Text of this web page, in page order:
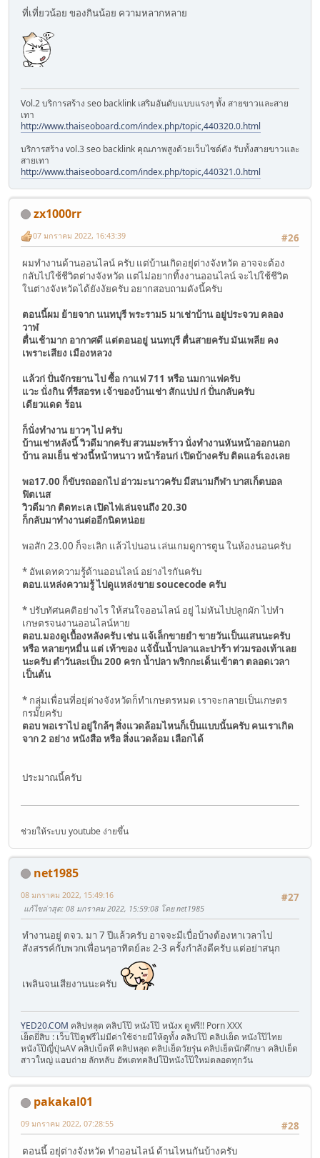
ที่เที่ยวน้อย ของกินน้อย ความหลากหลาย
Vol.2 บริการสร้าง seo backlink เสริมอันดับแบบแรงๆ ทั้ง สายขาวและสาย
เทา
http://www.thaiseoboard.com/index.php/topic,440320.0.html
บริการสร้าง vol.3 seo backlink คุณภาพสูงด้วยเว็บไซด์ดัง รับทั้งสายขาวและ
สายเทา
http://www.thaiseoboard.com/index.php/topic,440321.0.html
zx1000rr
#26
07 มกราคม 2022, 16:43:39
ผมทำงานด้านออนไลน์ ครับ แต่บ้านเกิดอยุ่ต่างจังหวัด อาจจะต้อง
กลับไปใช้ชีวิตต่างจังหวัด แต่ไม่อยากทิ้งงานออนไลน์ จะไปใช้ชีวิต
ในต่างจังหวัดได้ยังงัยครับ อยากสอบถามดังนี้ครับ
ตอนนี้ผม ย้ายจาก นนทบุรี พระราม5 มาเช่าบ้าน อยู่ประจวบ คลอง
วาฬ
ตื่นเช้ามาก อากาศดี แต่ตอนอยู่ นนทบุรี ตื่นสายครับ มันเพลีย คง
เพราะเสียง เมืองหลวง
แล้วก่ ปั่นจักรยาน ไป ซื้อ กาแฟ 711 หรือ นมกาแฟครับ
แวะ นั่งกิน ที่รีสอรท เจ้าของบ้านเช่า สักแปป ก่ ปั่นกลับครับ
เดียวแดด ร้อน
ก็นั่งทำงาน ยาวๆ ไป ครับ
บ้านเช่าหลังนี้ วิวดีมากครับ สวนมะพร้าว นั่งทำงานหันหน้าออกนอก
บ้าน ลมเย็น ช่วงนี้หน้าหนาว หน้าร้อนก่ เปิดบ้างครับ ติดแอร์เองเลย
พอ17.00 ก็ขับรถออกไป อ่าวมะนาวครับ มีสนามกีฬา บาสเก็ตบอล
ฟิตเนส
วิวดีมาก ติดทะเล เปิดไฟเล่นจนถึง 20.30
ก็กลับมาทำงานต่ออีกนิดหน่อย
พอสัก 23.00 ก็จะเลิก แล้วไปนอน เล่นเกมดูการตูน ในห้องนอนครับ
* อัพเดทความรู้ด้านออนไลน์ อย่างไรกันครับ
ตอบ.แหล่งความรู้ ไปดูแหล่งขาย soucecode ครับ
* ปรับทัศนคติอย่างไร ให้สนใจออนไลน์ อยู่ ไม่หันไปปลูกผัก ไปทำ
เกษตรจนงานออนไลน์หาย
ตอบ.มองดูเบื้องหลังครับ เช่น แจ้เล็กขายยำ ขายวันเป็นแสนนะครับ
หรือ หลายๆหมื่น แต่ เท้าของ แจ้นั้นน้ำปลาและปาร้า ท่วมรองเท้าเลย
นะครับ ตำวันละเป็น 200 ครก น้ำปลา พริกกะเด็นเข้าตา ตลอดเวลา
เป็นต้น
* กลุ่มเพื่อนที่อยุ่ต่างจังหวัดก็ทำเกษตรหมด เราจะกลายเป็นเกษตร
กรมั๊ยครับ
ตอบ พอเราไป อยู่ใกล้ๆ สิ่งแวดล้อมไหนก็เป็นแบบนั้นครับ คนเราเกิด
จาก 2 อย่าง หนังสือ หรือ สิ่งแวดล้อม เลือกได้
ประมาณนี้ครับ
ช่วยให้ระบบ youtube ง่ายขึ้น
net1985
#27
08 มกราคม 2022, 15:49:16
แก้ไขล่าสุด: 08 มกราคม 2022, 15:59:08 โดย net1985
ทำงานอยู่ ตจว. มา 7 ปีแล้วครับ อาจจะมีเบื่อบ้างต้องหาเวลาไป
สังสรรค์กับพวกเพื่อนๆอาทิตย์ละ 2-3 ครั้งกำลังดีครับ แต่อย่าสนุก
เพลินจนเสียงานนะครับ
YED20.COM คลิปหลุด คลิปโป๊ หนังโป๊ หนังx ดูฟรี!! Porn XXX
เย็ดยี่สิบ : เว็บโป๊ดูฟรีไม่มีค่าใช้จ่ายมีให้ดูทั้ง คลิปโป๊ คลิปเย็ด หนังโป๊ไทย
หนังโป๊ญี่ปุ่นAV คลิปเบ็ดหี คลิปหลุด คลิปเย็ดวัยรุ่น คลิปเย็ดนักศึกษา คลิปเย็ด
สาวใหญ่ แอบถ่าย ลักหลับ อัพเดทคลิปโป๊หนังโป๊ใหม่ตลอดทุกวัน
pakakal01
#28
09 มกราคม 2022, 07:28:55
ตอนนี้ อยุ่ต่างจังหวัด ทำออนไลน์ ด้านไหนกันบ้างครับ